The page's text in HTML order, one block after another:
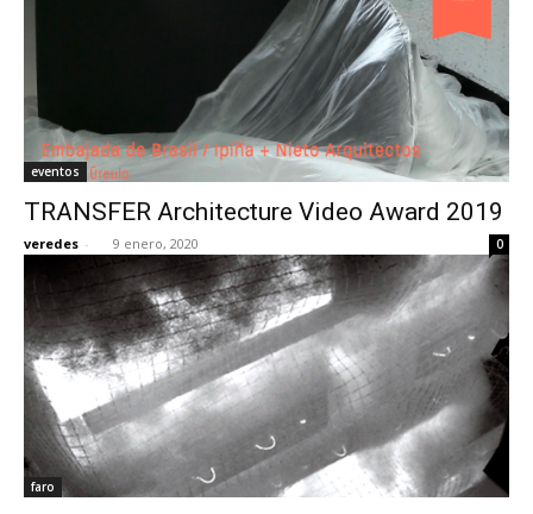
eventos
TRANSFER Architecture Video Award 2019
veredes - 9 enero, 2020 0
faro